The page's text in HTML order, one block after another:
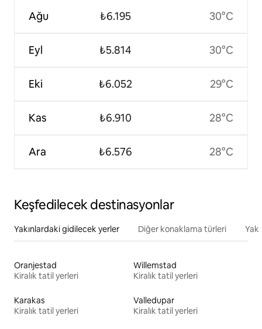
Ağu
Eyl
Eki
Kas
Ara
₺6.195
₺5.814
₺6.052
₺6.910
₺6.576
30°C
30°C
29°C
28°C
28°C
Keşfedilecek destinasyonlar
Yakınlardaki gidilecek yerler Diğer konaklama türleri
Oranjestad
Kiralık tatil yerleri
Willemstad
Kiralık tatil yerleri
Karakas
Kiralık tatil yerleri
Valledupar
Kiralık tatil yerleri